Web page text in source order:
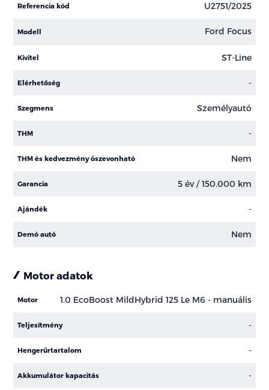
Referencia kód U2751/2025
Modell Ford Focus
Kivitel ST-Line
Elérhetőség -
Szegmens Személyautó
THM -
THM és kedvezmény öszevonható Nem
Garancia 5 év / 150.000 km
Ajándék -
Demó autó Nem
Motor adatok
Motor 1.0 EcoBoost MildHybrid 125 Le M6 - manuális
Teljesítmény -
Hengerűrtartalom -
Akkumulátor kapacitás -